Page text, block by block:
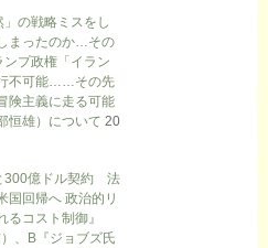
の戦略ミスをし
まったのか…その
プ政権「イラン
不可能……その先
険主義に走る可能
恒雄）について 20
300億ドル契約 法
国回帰へ 政治的リ
コスト制御』
、B『ジョブズ氏